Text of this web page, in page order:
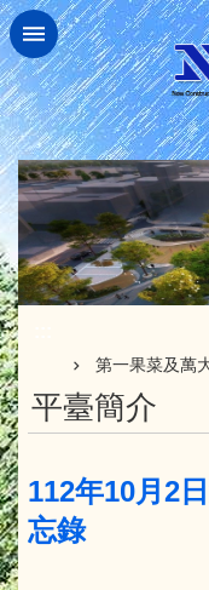
跳到主要內容區塊
第一果菜及萬
平臺簡介
112年10月2
忘錄